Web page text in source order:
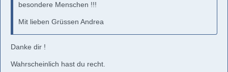
besondere Menschen !!!
Mit lieben Grüssen Andrea
Danke dir !
Wahrscheinlich hast du recht.